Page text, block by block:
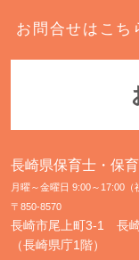
お問合せはこち
長崎県保育士・保
月曜～金曜日 9:00～17:00（
〒850-8570
長崎市尾上町3-1 長
（長崎県庁1階）